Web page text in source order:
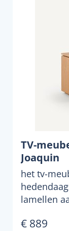
TV-
Joaquin
het tv-
lamellen
€ 889